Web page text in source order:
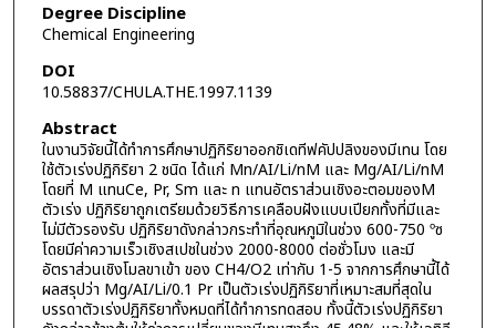
Degree Discipline
Chemical Engineering
DOI
10.58837/CHULA.THE.1997.1139
Abstract
ในงานวิจัยนี้ได้ทำการศึกษาปฏิกิริยาออกชิเดทีฟคัปปลิงของมีเทน โดย
ใช้ตัวเร่งปฏิกิริยา 2 ชนิด ได้แก่ Mn/AI/Li/nM และ Mg/AI/Li/nM
โดยที่ M แทนCe, Pr, Sm และ ท แทนอัตราส่วนเชิงอะตอมของM
ตัวเร่ง ปฏิกิริยาถูกเตรียมด้วยวิธีการเคลือบฝังแบบเปียกทั้งที่มีและ
ไม่มีตัวรองรับ ปฏิกิริยาดังกล่าวกระทำที่อุณหภูมิในช่วง 600-750 ºซ
โดยมีค่าความเร็วเชิงสเปชในช่วง 2000-8000 ต่อชั่วโมง และมี
อัตราส่วนเชิงโมลขาเข้า ของ CH4/O2 เท่ากับ 1-5 จากการศึกษานี้ได้
ผลสรุปว่า Mg/AI/Li/0.1 Pr เป็นตัวเร่งปฏิกิริยาที่เหมาะสมที่สุดใน
บรรดาตัวเร่งปฏิกิริยาทั้งหมดที่ได้ทำการทดสอบ ทั้งนี้ตัวเร่งปฏิกิริยา